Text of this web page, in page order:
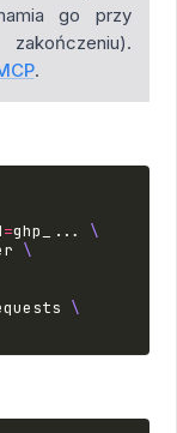
go przy
.
=ghp_...
\
\
\